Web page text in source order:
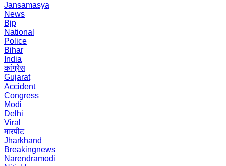
Jansamasya
News
Bjp
National
Police
Bihar
India
कांग्रेस
Gujarat
Accident
Congress
Modi
Delhi
Viral
मारपीट
Jharkhand
Breakingnews
Narendramodi